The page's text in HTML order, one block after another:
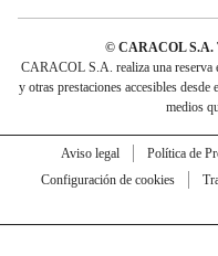
© CARACOL S.A.
CARACOL S.A. realiza una reserva
y otras prestaciones accesibles
medios
Aviso legal Política de
Configuración de cookies